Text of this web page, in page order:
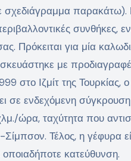
παρακάτω).
συνθήκες,
Πρόκειται για μία
με
στο Ιζμίτ της Τουρκίας,
σε ενδεχόμενη
ώρα, ταχύτητα που
Τέλος, η γέφυρα
κατεύθυνση.